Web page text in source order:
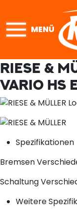
MENÜ
RIESE &
VARIO HS
Spezifikationen
Bremsen
Schaltung
Weitere